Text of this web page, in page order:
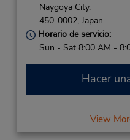
Naygoya City,
450-0002, Japan
Horario de servicio:
Sun - Sat 8:00 AM -
Hacer
View